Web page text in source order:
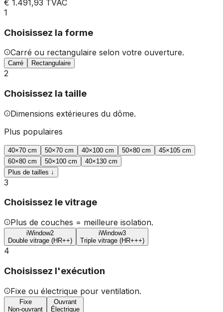
€ 1.491,93 TVAC
1
Choisissez la forme
Carré ou rectangulaire selon votre ouverture.
Carré Rectangulaire
2
Choisissez la taille
Dimensions extérieures du dôme.
Plus populaires
40×70 cm 50×70 cm 40×100 cm 50×80 cm 45×105 cm
60×80 cm 50×100 cm 40×130 cm
Plus de tailles ↓
3
Choisissez le vitrage
Plus de couches = meilleure isolation.
iWindow2
Double vitrage (HR++)
iWindow3
Triple vitrage (HR+++)
4
Choisissez l'exécution
Fixe ou électrique pour ventilation.
Fixe
Non-ouvrant
Ouvrant
Électrique